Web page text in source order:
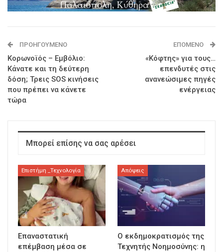
ΠΡΟΗΓΟΎΜΕΝΟ
Κορωνοϊός – Εμβόλιο:
Κάνατε και τη δεύτερη
δόση; Τρεις SOS κινήσεις
που πρέπει να κάνετε
τώρα
ΕΠΌΜΕΝΟ
«Κόφτης» για τους…
επενδυτές στις
ανανεώσιμες πηγές
ενέργειας
Μπορεί επίσης να σας αρέσει
Επιστήμη _Τεχνολογία
Επαναστατική
επέμβαση μέσα σε
Απόψεις
Ο εκδημοκρατισμός της
Τεχνητής Νοημοσύνης: η